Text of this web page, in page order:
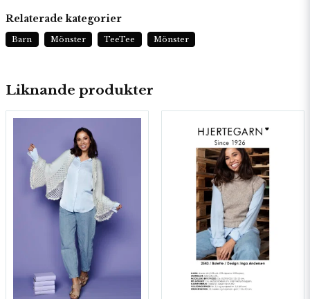
Liknande produkter
Relaterade kategorier
Barn Mönster TeeTee Mönster